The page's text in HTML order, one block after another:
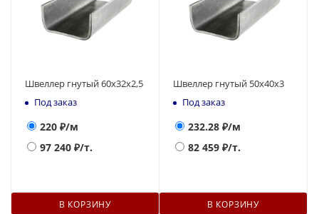
Швеллер гнутый 60х32х2,5
Под заказ
220 ₽/м
97 240 ₽/т.
В КОРЗИНУ
Швеллер гнутый 50х40х3
Под заказ
232.28 ₽/м
82 459 ₽/т.
В КОРЗИНУ